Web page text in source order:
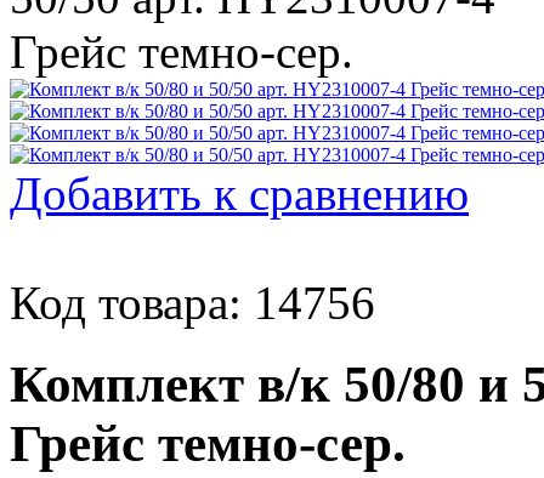
Добавить к сравнению
Код товара: 14756
Комплект в/к 50/80 и
Грейс темно-сер.